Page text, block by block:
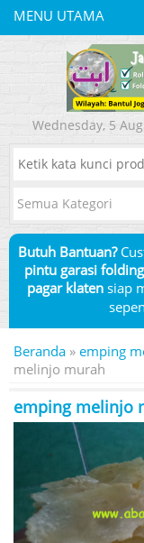
MENU UTAMA
Wednesday, 5
Butuh Bantuan?
pintu garasi
pagar klaten siap
Beranda » emping
melinjo murah
emping melinjo